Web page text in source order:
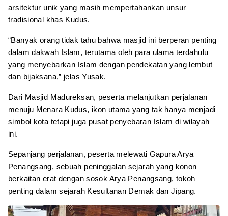
arsitektur unik yang masih mempertahankan unsur
tradisional khas Kudus.
“Banyak orang tidak tahu bahwa masjid ini berperan penting
dalam dakwah Islam, terutama oleh para ulama terdahulu
yang menyebarkan Islam dengan pendekatan yang lembut
dan bijaksana,” jelas Yusak.
Dari Masjid Madureksan, peserta melanjutkan perjalanan
menuju Menara Kudus, ikon utama yang tak hanya menjadi
simbol kota tetapi juga pusat penyebaran Islam di wilayah
ini.
Sepanjang perjalanan, peserta melewati Gapura Arya
Penangsang, sebuah peninggalan sejarah yang konon
berkaitan erat dengan sosok Arya Penangsang, tokoh
penting dalam sejarah Kesultanan Demak dan Jipang.